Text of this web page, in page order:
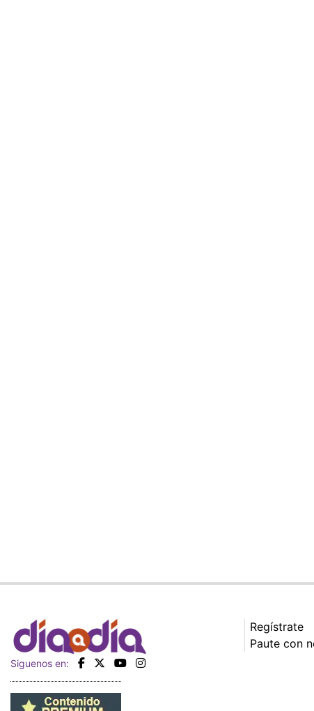
Siguenos en:
Regístrate
Paute con